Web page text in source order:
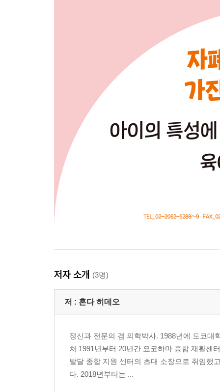
저자 소개 (3명)
저 : 혼다 히데오
정신과 전문의 겸 의학박사. 1988년에 도쿄대
처 1991년부터 20년간 요코하마 종합 재활센
발달 종합 지원 센터의 초대 소장으로 취임했
다. 2018년부터는 ...